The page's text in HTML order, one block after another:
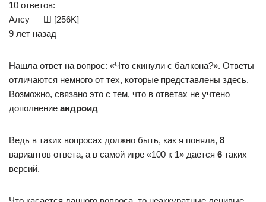
10 ответов:
Алсу — Ш [256K]
9 лет назад
Нашла ответ на вопрос: «Что скинули с балкона?». Ответы
отличаются немного от тех, которые представлены здесь.
Возможно, связано это с тем, что в ответах не учтено
дополнение андроид
Ведь в таких вопросах должно быть, как я поняла, 8
вариантов ответа, а в самой игре «100 к 1» дается 6 таких
версий.